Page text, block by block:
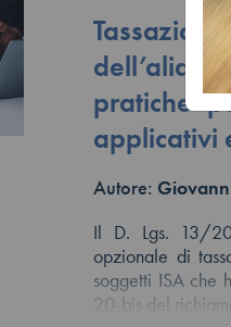
pratiche
applicativi
Autore:
Il D. Lgs. 13/
opzionale di
soggetti ISA che
20-bis del